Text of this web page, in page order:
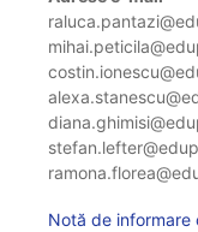
Notă de